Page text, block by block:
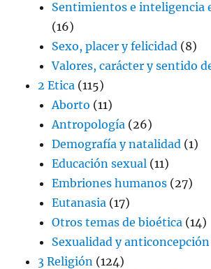
Sentimientos e inteligencia
(16)
Sexo, placer y felicidad (8)
Valores, carácter y sentido
2 Etica (115)
Aborto (11)
Antropología (26)
Demografía y natalidad (1)
Educación sexual (11)
Embriones humanos (27)
Eutanasia (17)
Otros temas de bioética (14)
Sexualidad y anticoncepción
3 Religión (124)